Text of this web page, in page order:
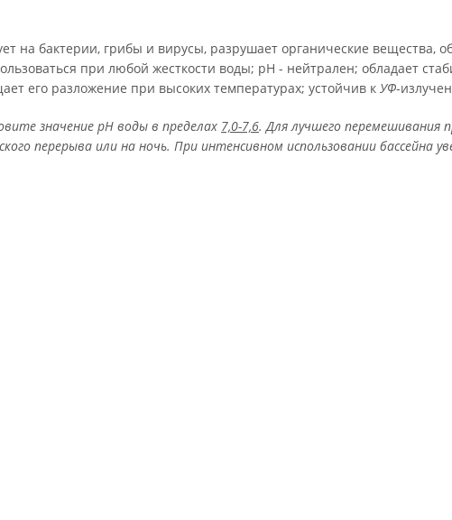
на бактерии, грибы и вирусы, разрушает органические вещества,
при любой жесткости воды; pH - нейтрален; обладает
его разложение при высоких температурах; устойчив к УФ-
значение рН воды в пределах 7,0-7,6. Для лучшего перемешивания
перерыва или на ночь. При интенсивном использовании бассейна